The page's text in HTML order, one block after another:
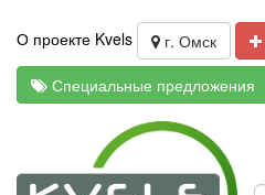
О проекте Kvels г. Омск
Специальные предложения